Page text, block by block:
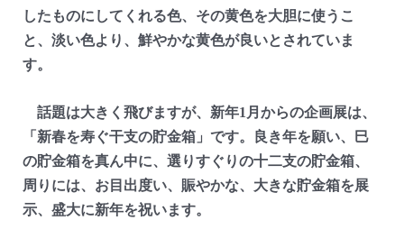
したものにしてくれる色、その黄色を大胆に使うこ
と、淡い色より、鮮やかな黄色が良いとされていま
す。
話題は大きく飛びますが、新年1月からの企画展は、
「新春を寿ぐ干支の貯金箱」です。良き年を願い、巳
の貯金箱を真ん中に、選りすぐりの十二支の貯金箱、
周りには、お目出度い、賑やかな、大きな貯金箱を展
示、盛大に新年を祝います。